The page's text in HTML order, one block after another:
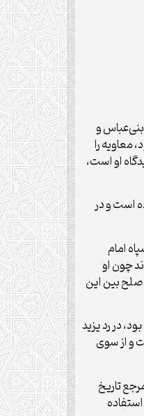
و
معاویه را
او است،
است و در
امام
چون او
صلح بین این
در رد یزید
و از سوی
تاریخ